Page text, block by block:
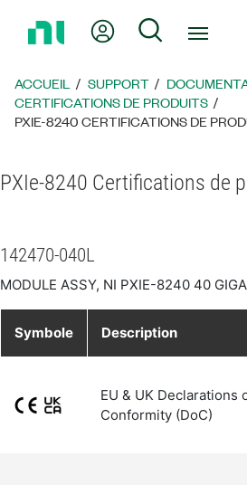
page
d’accueil
Mon compteRechercher
ACCUEIL SUPPORT
CERTIFICATIONS DE PRODUITS
PXIE-8240 CERTIFICATIONS DE
PXIe-8240 Certifications de
142470-040L
MODULE ASSY, NI PXIE-8240 40
Symbole Description
EU & UK Declarations
Conformity (DoC)